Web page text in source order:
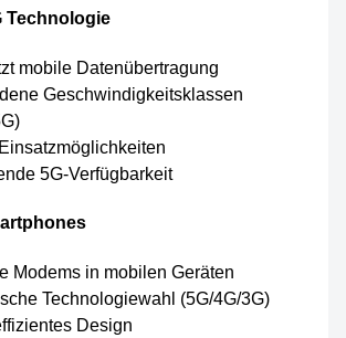
Technologie
mobile Datenübertragung
Geschwindigkeitsklassen
5G-Verfügbarkeit
Modems in mobilen Geräten
Technologiewahl (5G/4G/3G)
Design